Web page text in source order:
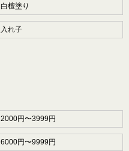
白檀塗り
入れ子
2000円〜3999円
6000円〜9999円